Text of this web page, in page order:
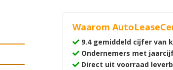
Waarom
9.4 gemiddeld cijfer van
Ondernemers met
Direct uit voorraad